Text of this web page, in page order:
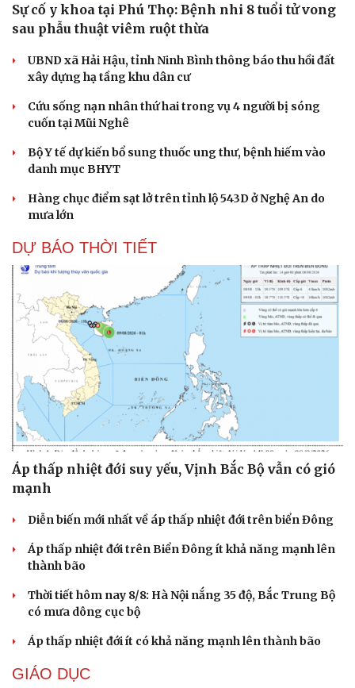
Sự cố y khoa tại Phú Thọ: Bệnh nhi 8 tuổi tử vong
sau phẫu thuật viêm ruột thừa
UBND xã Hải Hậu, tỉnh Ninh Bình thông báo thu hồi đất
xây dựng hạ tầng khu dân cư
Cứu sống nạn nhân thứ hai trong vụ 4 người bị sóng
cuốn tại Mũi Nghê
Bộ Y tế dự kiến bổ sung thuốc ung thư, bệnh hiếm vào
danh mục BHYT
Hàng chục điểm sạt lở trên tỉnh lộ 543D ở Nghệ An do
mưa lớn
DỰ BÁO THỜI TIẾT
Áp thấp nhiệt đới suy yếu, Vịnh Bắc Bộ vẫn có gió
mạnh
Diễn biến mới nhất về áp thấp nhiệt đới trên biển Đông
Áp thấp nhiệt đới trên Biển Đông ít khả năng mạnh lên
thành bão
Thời tiết hôm nay 8/8: Hà Nội nắng 35 độ, Bắc Trung Bộ
có mưa dông cục bộ
Áp thấp nhiệt đới ít có khả năng mạnh lên thành bão
GIÁO DỤC